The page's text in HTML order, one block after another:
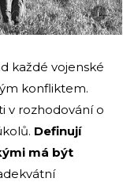
i
každé vojenské
konfliktem.
v rozhodování o
Definují
má být